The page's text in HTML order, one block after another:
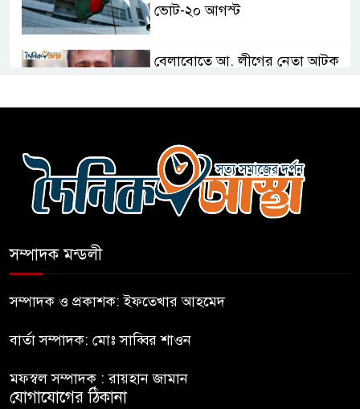
ভোট-২০ আগস্ট
বেলাবোতে আ. লীগের নেতা আটক
ছাড়লেন ১১ দলের নেতারা
এআই বক্তব্য দিয়েছে শেখ হাসিনা
ঐক্যের পদযাত্রা আটকে দিলো
সুযোগ দেওয়ায় ঢাকার ক্ষোভ
সম্পাদক মন্ডলী
সম্পাদক ও প্রকাশক: ইফতেখার আহমেদ
বার্তা সম্পাদক: মোঃ সাব্বির শাওন
মফস্বল সম্পাদক : রায়হান জামান
যোগাযোগের ঠিকানা